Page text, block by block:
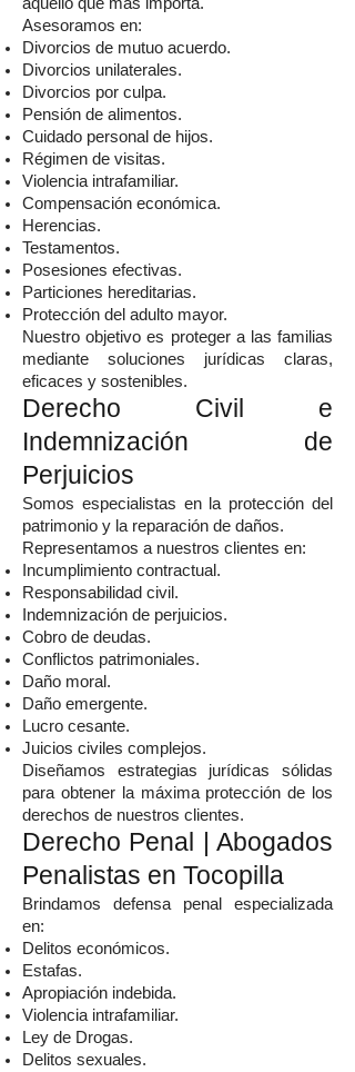
Asesoramos en:
Divorcios de mutuo acuerdo.
Divorcios unilaterales.
Divorcios por culpa.
Pensión de alimentos.
Cuidado personal de hijos.
Régimen de visitas.
Violencia intrafamiliar.
Compensación económica.
Herencias.
Testamentos.
Posesiones efectivas.
Particiones hereditarias.
Protección del adulto mayor.
Nuestro objetivo es proteger a las familias
mediante soluciones jurídicas claras,
eficaces y sostenibles.
Derecho Civil e
Indemnización de
Perjuicios
Somos especialistas en la protección del
patrimonio y la reparación de daños.
Representamos a nuestros clientes en:
Incumplimiento contractual.
Responsabilidad civil.
Indemnización de perjuicios.
Cobro de deudas.
Conflictos patrimoniales.
Daño moral.
Daño emergente.
Lucro cesante.
Juicios civiles complejos.
Diseñamos estrategias jurídicas sólidas
para obtener la máxima protección de los
derechos de nuestros clientes.
Derecho Penal | Abogados
Penalistas en Tocopilla
Brindamos defensa penal especializada
en:
Delitos económicos.
Estafas.
Apropiación indebida.
Violencia intrafamiliar.
Ley de Drogas.
Delitos sexuales.